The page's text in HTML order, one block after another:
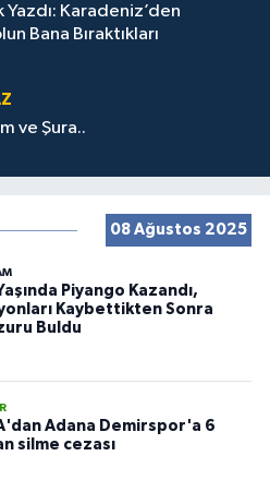
Yazdı: Karadeniz’den
Bana Bıraktıkları
ve Şura..
08 Ağustos 2025
Piyango Kazandı,
Kaybettikten Sonra
Buldu
Adana Demirspor'a 6
silme cezası